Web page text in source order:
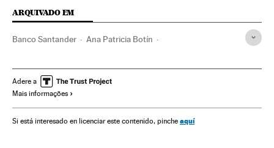
ARQUIVADO EM
Banco Santander Ana Patricia Botín
Crise econômica Recessão econômica
Conjuntura econômica
Empresas Serviços bancários Economia Banca
Adere a
Mais informações
Si está interesado en licenciar este contenido, pinche aquí